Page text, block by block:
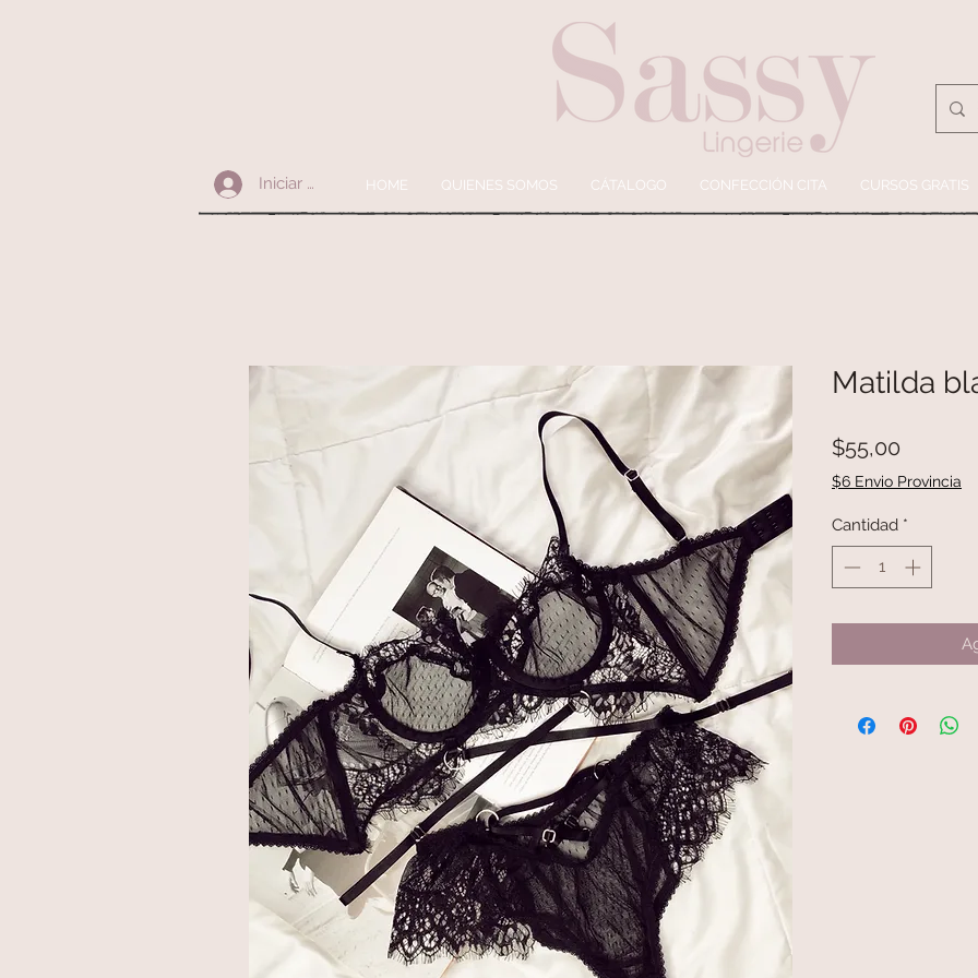
Iniciar sesión HOME QUIENES SOMOS CÁTALOGO CONFECCIÓN CITA CURSOS GRATIS
Matilda
$55,00
$6 Envio Provincia
Cantidad *